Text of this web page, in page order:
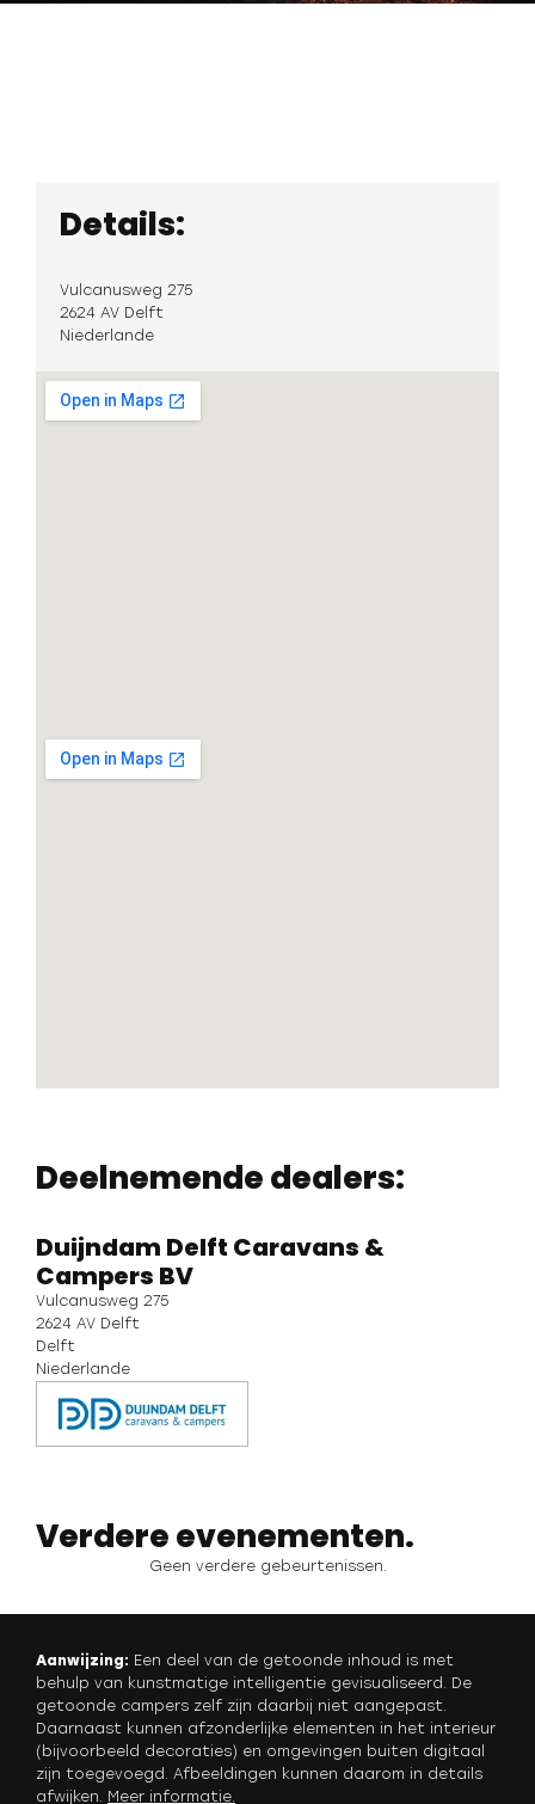
Details:
Vulcanusweg 275
2624 AV Delft
Niederlande
Deelnemende dealers:
Duijndam Delft Caravans &
Campers BV
Vulcanusweg 275
2624 AV Delft
Delft
Niederlande
Verdere evenementen.
Geen verdere gebeurtenissen.
Aanwijzing: Een deel van de getoonde inhoud is met
behulp van kunstmatige intelligentie gevisualiseerd. De
getoonde campers zelf zijn daarbij niet aangepast.
Daarnaast kunnen afzonderlijke elementen in het interieur
(bijvoorbeeld decoraties) en omgevingen buiten digitaal
zijn toegevoegd. Afbeeldingen kunnen daarom in details
afwijken. Meer informatie.